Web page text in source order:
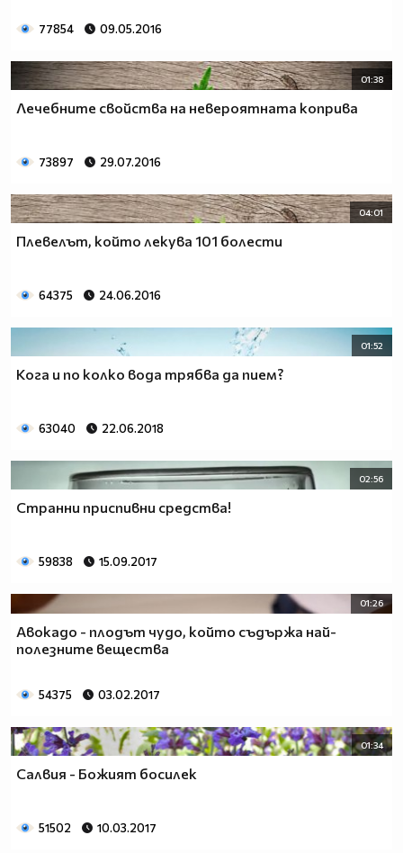
77854 09.05.2016
01:38
Лечебните свойства на невероятната коприва
73897 29.07.2016
04:01
Плевелът, който лекува 101 болести
64375 24.06.2016
01:52
Кога и по колко вода трябва да пием?
63040 22.06.2018
02:56
Странни приспивни средства!
59838 15.09.2017
01:26
Авокадо - плодът чудо, който съдържа най-
полезните вещества
54375 03.02.2017
01:34
Салвия - Божият босилек
51502 10.03.2017